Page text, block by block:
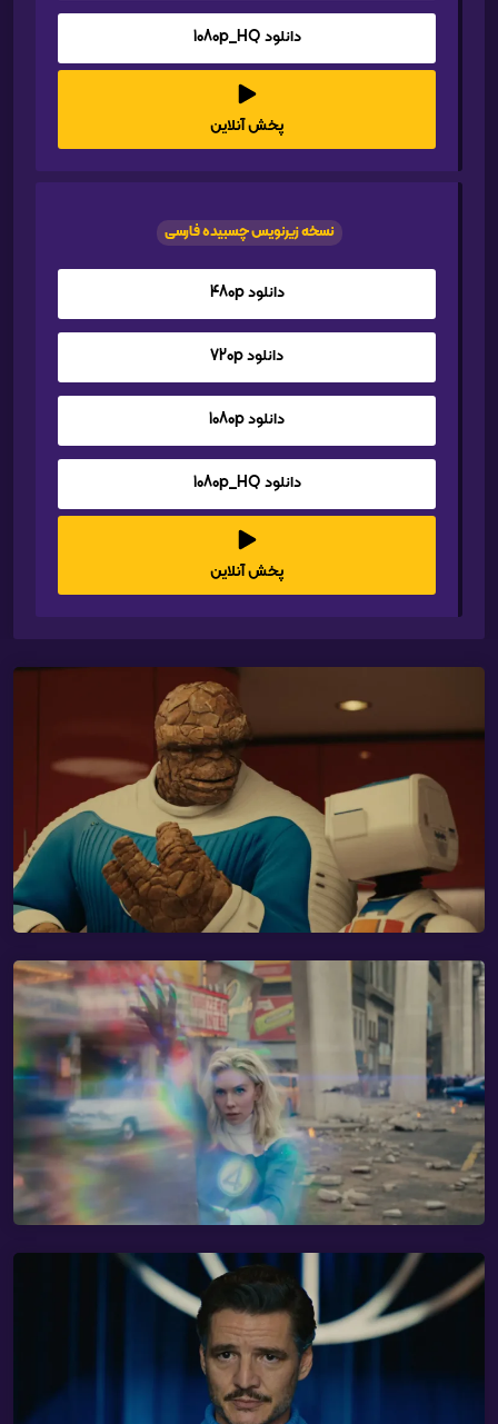
دانلود 1080p_HQ
پخش آنلاین
نسخه زیرنویس چسبیده فارسی
دانلود 480p
دانلود 720p
دانلود 1080p
دانلود 1080p_HQ
پخش آنلاین